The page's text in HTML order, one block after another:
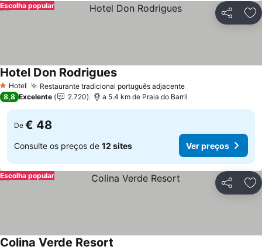
Partilhar
Escolha popular
1 Estrelas
Hotel Restaurante tradicional português adjacente
Hotel Don Rodrigues
8,8 Excelente 2.720 a 5.4 km de Praia do Barril
De € 48
Consulte os preços de 12 sites Ver preços
Partilhar
Escolha popular
Colina Verde Resort